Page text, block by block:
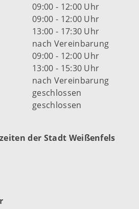
09:00 - 12:00 Uhr
09:00 - 12:00 Uhr
13:00 - 17:30 Uhr
nach Vereinbarung
09:00 - 12:00 Uhr
13:00 - 15:30 Uhr
nach Vereinbarung
geschlossen
geschlossen
der Stadt Weißenfels